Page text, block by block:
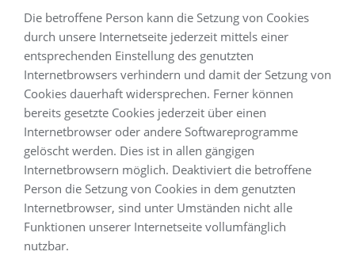
Die betroffene Person kann die Setzung von Cookies
durch unsere Internetseite jederzeit mittels einer
entsprechenden Einstellung des genutzten
Internetbrowsers verhindern und damit der Setzung von
Cookies dauerhaft widersprechen. Ferner können
bereits gesetzte Cookies jederzeit über einen
Internetbrowser oder andere Softwareprogramme
gelöscht werden. Dies ist in allen gängigen
Internetbrowsern möglich. Deaktiviert die betroffene
Person die Setzung von Cookies in dem genutzten
Internetbrowser, sind unter Umständen nicht alle
Funktionen unserer Internetseite vollumfänglich
nutzbar.